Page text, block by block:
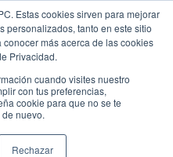
Estas cookies sirven para mejorar
personalizados, tanto en este sitio
más acerca de las cookies
Privacidad.
cuando visites nuestro
con tus preferencias,
cookie para que no se te
nuevo.
Rechazar